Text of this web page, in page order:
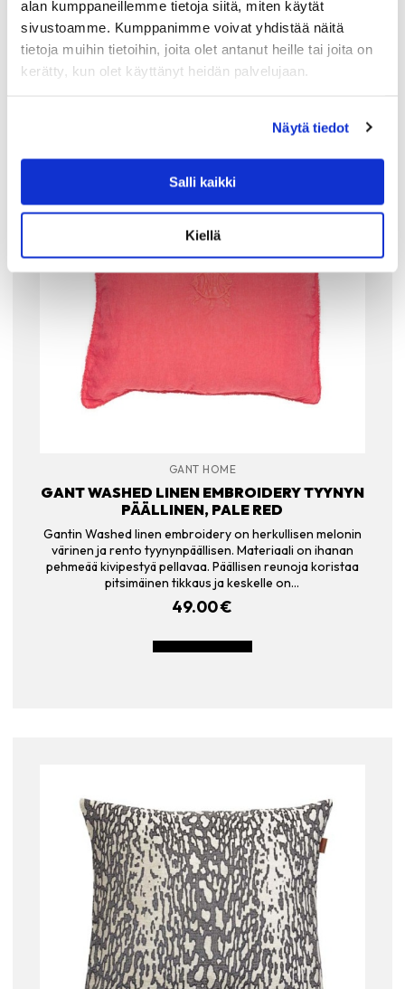
alan kumppaneillemme tietoja siitä, miten käytät
sivustoamme. Kumppanimme voivat yhdistää näitä
tietoja muihin tietoihin, joita olet antanut heille tai joita on
kerätty, kun olet käyttänyt heidän palvelujaan.
Näytä tiedot
Salli kaikki
Kiellä
Tutustu myös
GANT HOME
GANT WASHED LINEN EMBROIDERY TYYNYN
PÄÄLLINEN, PALE RED
Gantin Washed linen embroidery on herkullisen melonin
värinen ja rento tyynynpäällisen. Materiaali on ihanan
pehmeää kivipestyä pellavaa. Päällisen reunoja koristaa
pitsimäinen tikkaus ja keskelle on…
49.00€